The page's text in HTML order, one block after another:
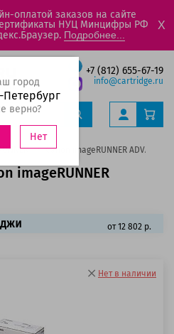
оплатой заказов на сайте
НУЦ Минцифры РФ
Подробнее...
X
+7 (812) 655-67-19
info@cartridge.ru
город
Петербург
верно?
Нет
Canon imageRUNNER ADVANCE
imageRUNNER
от 12 802 р.
Нет в наличии